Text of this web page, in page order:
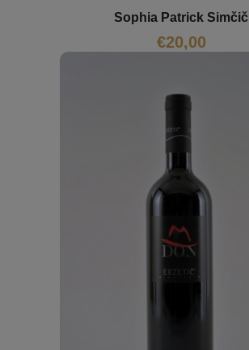
Sophia Patrick Simčič
€20,00